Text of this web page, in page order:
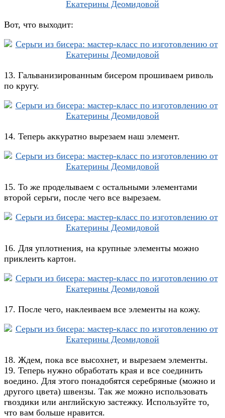
Вот, что выходит:
13. Гальванизированным бисером прошиваем риволь
по кругу.
14. Теперь аккуратно вырезаем наш элемент.
15. То же проделываем с остальными элементами
второй серьги, после чего все вырезаем.
16. Для уплотнения, на крупные элементы можно
приклеить картон.
17. После чего, наклеиваем все элементы на кожу.
18. Ждем, пока все высохнет, и вырезаем элементы.
19. Теперь нужно обработать края и все соединить
воедино. Для этого понадобятся серебряные (можно и
другого цвета) швензы. Так же можно использовать
гвоздики или английскую застежку. Используйте то,
что вам больше нравится.